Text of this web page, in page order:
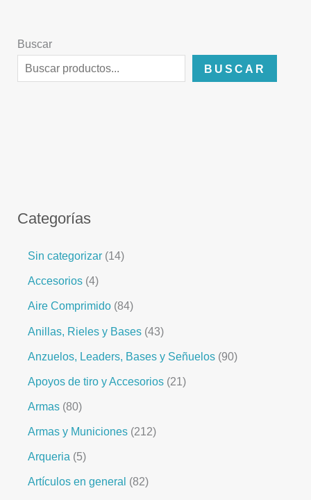
Buscar
BUSCAR
Categorías
Sin categorizar 14
Accesorios 4
Aire Comprimido 84
Anillas, Rieles y Bases 43
Anzuelos, Leaders, Bases y Señuelos 90
Apoyos de tiro y Accesorios 21
Armas 80
Armas y Municiones 212
Arqueria 5
Artículos en general 82